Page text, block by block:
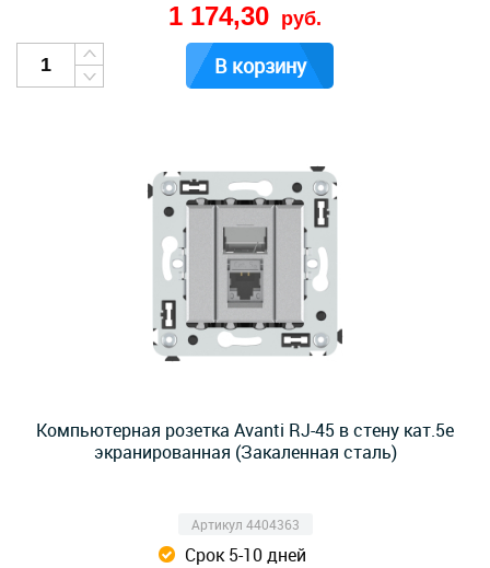
1 174,30 руб.
В корзину
Компьютерная розетка Avanti RJ-45 в стену кат.5e
экранированная (Закаленная сталь)
Артикул 4404363
Срок 5-10 дней